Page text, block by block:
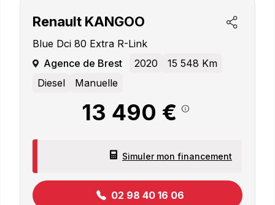
Renault KANGOO
Blue Dci 80 Extra R-Link
Agence de Brest
2020
15 548 Km
Diesel
Manuelle
13 490 €
Simuler mon financement
02 98 40 16 06